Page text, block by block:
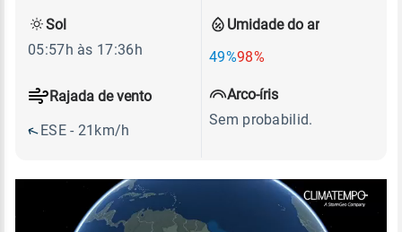
Umidade do ar
49%98%
Rajada de vento
ESE - 21km/h
Sol
05:57h às 17:36h
Arco-íris
Sem probabilid.